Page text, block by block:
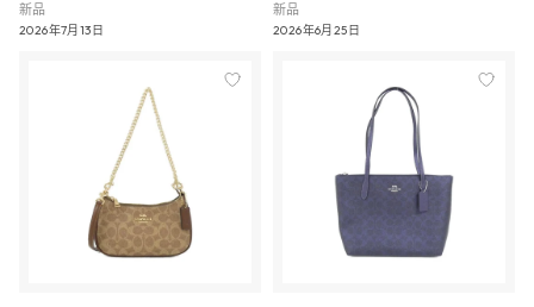
新品
2026年7月13日
新品
2026年6月25日